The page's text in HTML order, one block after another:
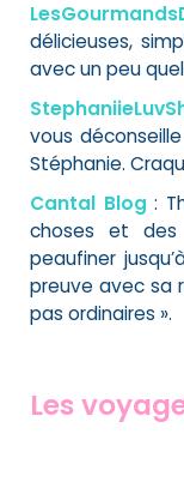
délicieuses,
avec un peu
vous
Stéphanie.
Cantal Blog :
choses et des
peaufiner
preuve avec sa
pas ordinaires ».
Les